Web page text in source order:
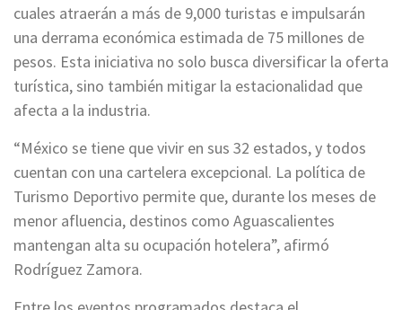
cuales atraerán a más de 9,000 turistas e impulsarán
una derrama económica estimada de 75 millones de
pesos. Esta iniciativa no solo busca diversificar la oferta
turística, sino también mitigar la estacionalidad que
afecta a la industria.
“México se tiene que vivir en sus 32 estados, y todos
cuentan con una cartelera excepcional. La política de
Turismo Deportivo permite que, durante los meses de
menor afluencia, destinos como Aguascalientes
mantengan alta su ocupación hotelera”, afirmó
Rodríguez Zamora.